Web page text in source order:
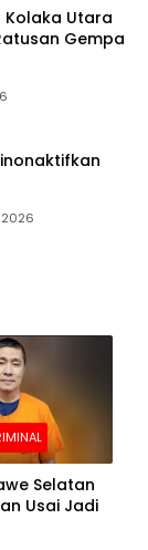
Kolaka Utara
Gempa
Selatan
Usai Jadi